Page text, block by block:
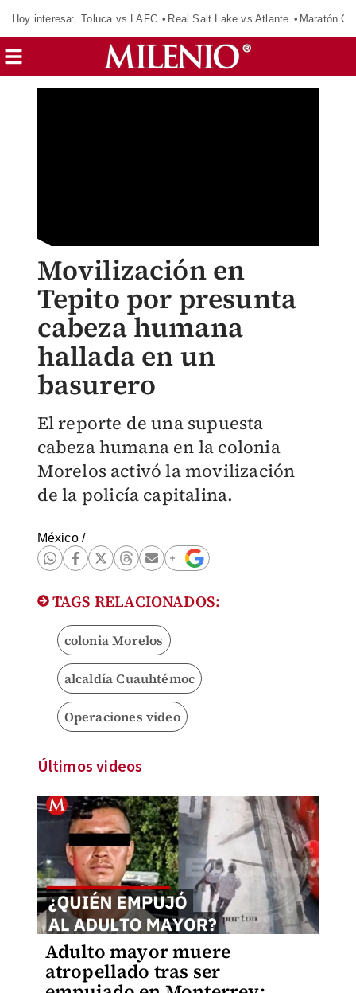
Hoy interesa: Toluca vs LAFC Real Salt Lake vs Atlante Maratón
Movilización en
Tepito por presunta
cabeza humana
hallada en un
basurero
El reporte de una supuesta
cabeza humana en la colonia
Morelos activó la movilización
de la policía capitalina.
México/
TAGS RELACIONADOS:
colonia Morelos
alcaldía Cuauhtémoc
Operaciones video
Últimos videos
Adulto mayor muere
atropellado tras ser